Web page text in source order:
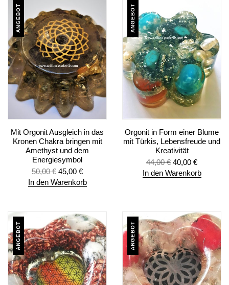
ANGEBOT
Mit Orgonit Ausgleich in das
Kronen Chakra bringen mit
Amethyst und dem
Energiesymbol
50,00€ 45,00 €
In den Warenkorb
ANGEBOT
Orgonit in Form einer Blume
mit Türkis, Lebensfreude und
Kreativität
44,00€ 40,00 €
In den Warenkorb
ANGEBOT ANGEBOT